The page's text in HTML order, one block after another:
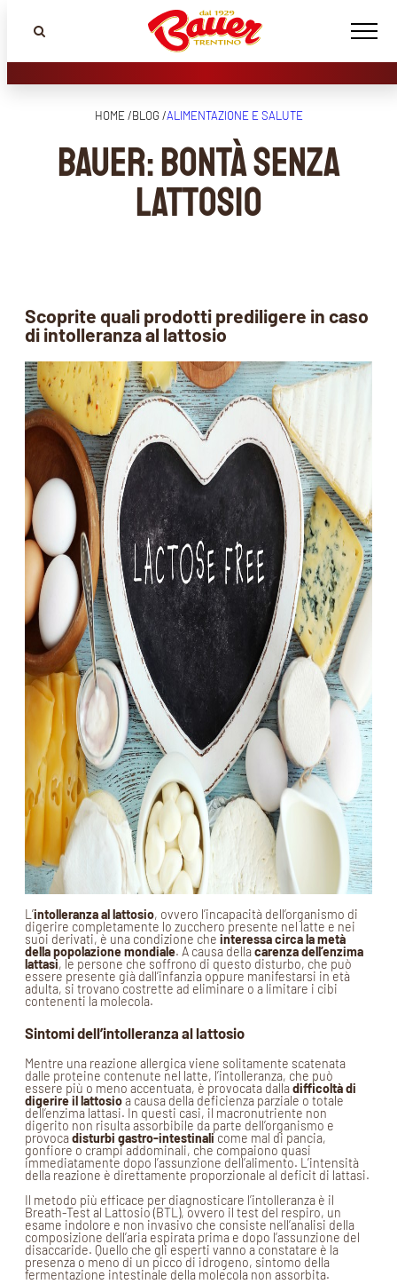
HOME /BLOG /ALIMENTAZIONE E SALUTE
Bauer: bontà senza
lattosio
Scoprite quali prodotti prediligere in caso
di intolleranza al lattosio
L’intolleranza al lattosio, ovvero l’incapacità dell’organismo di
digerire completamente lo zucchero presente nel latte e nei
suoi derivati, è una condizione che interessa circa la metà
della popolazione mondiale. A causa dellacarenza dell’enzima
lattasi, le persone che soffrono di questo disturbo, che può
essere presente già dall’infanzia oppure manifestarsi in età
adulta, si trovano costrette ad eliminare o a limitare i cibi
contenenti la molecola.
Sintomi dell’intolleranza al lattosio
Mentre una reazione allergica viene solitamente scatenata
dalle proteine contenute nel latte, l’intolleranza, che può
essere più o meno accentuata, è provocata dalladifficoltà di
digerire il lattosioa causa della deficienza parziale o totale
dell’enzima lattasi. In questi casi, il macronutriente non
digerito non risulta assorbibile da parte dell’organismo e
provocadisturbi gastro-intestinali come mal di pancia,
gonfiore o crampi addominali, che compaiono quasi
immediatamente dopo l’assunzione dell’alimento. L’intensità
della reazione è direttamente proporzionale al deficit di lattasi.
Il metodo più efficace per diagnosticare l’intolleranza è il
Breath-Test al Lattosio (BTL), ovvero il test del respiro, un
esame indolore e non invasivo che consiste nell’analisi della
composizione dell’aria espirata prima e dopo l’assunzione del
disaccaride. Quello che gli esperti vanno a constatare è la
presenza o meno di un picco di idrogeno, sintomo della
fermentazione intestinale della molecola non assorbita.